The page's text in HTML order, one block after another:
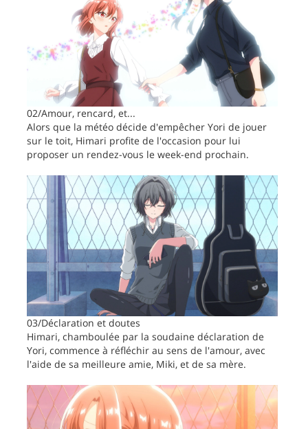
02/Amour, rencard, et...
Alors que la météo décide d'empêcher Yori de jouer
sur le toit, Himari profite de l'occasion pour lui
proposer un rendez-vous le week-end prochain.
03/Déclaration et doutes
Himari, chamboulée par la soudaine déclaration de
Yori, commence à réfléchir au sens de l'amour, avec
l'aide de sa meilleure amie, Miki, et de sa mère.